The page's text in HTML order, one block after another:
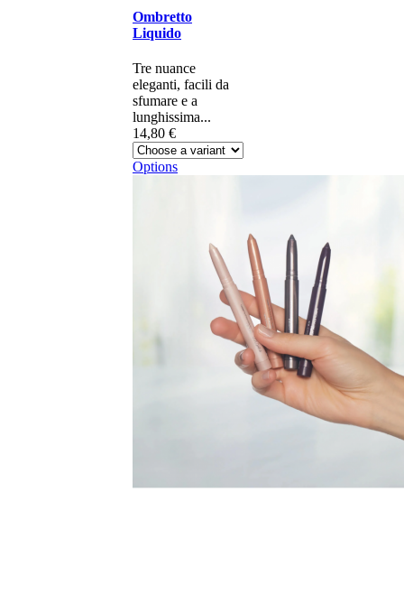
Ombretto
Liquido
Tre nuance
eleganti, facili da
sfumare e a
lunghissima...
14,80 €
Options